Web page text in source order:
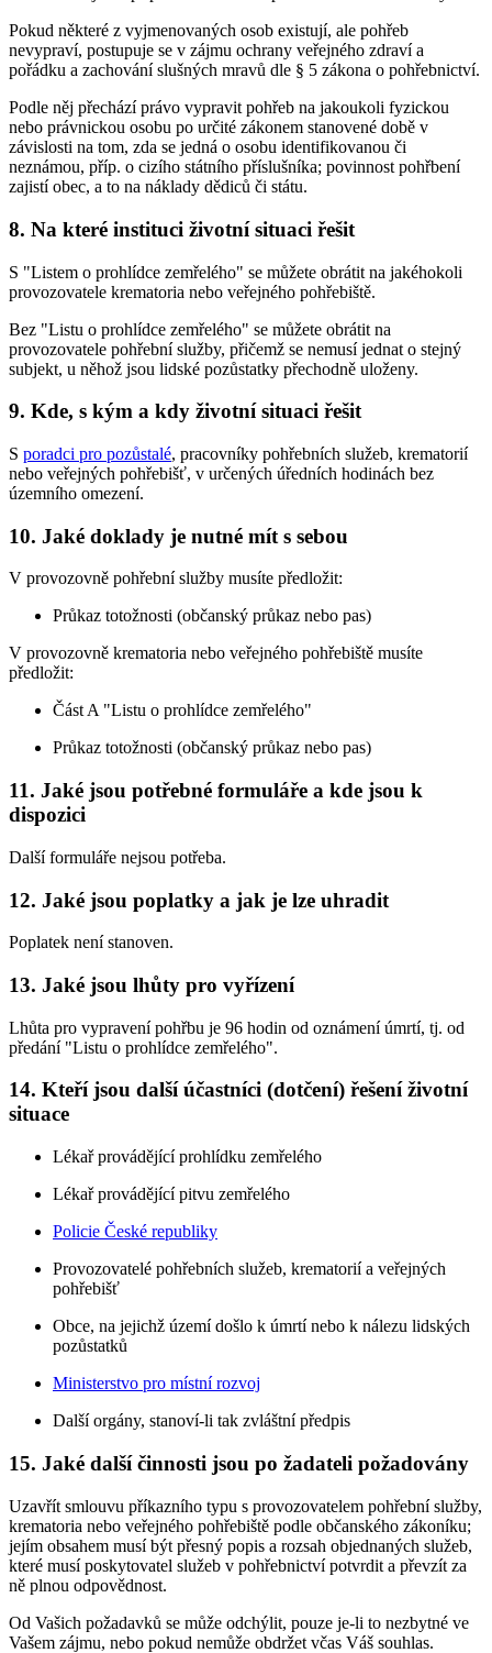
Pokud některé z vyjmenovaných osob existují, ale pohřeb
nevypraví, postupuje se v zájmu ochrany veřejného zdraví a
pořádku a zachování slušných mravů dle § 5 zákona o pohřebnictví.
Podle něj přechází právo vypravit pohřeb na jakoukoli fyzickou
nebo právnickou osobu po určité zákonem stanovené době v
závislosti na tom, zda se jedná o osobu identifikovanou či
neznámou, příp. o cizího státního příslušníka; povinnost pohřbení
zajistí obec, a to na náklady dědiců či státu.
8. Na které instituci životní situaci řešit
S "Listem o prohlídce zemřelého" se můžete obrátit na jakéhokoli
provozovatele krematoria nebo veřejného pohřebiště.
Bez "Listu o prohlídce zemřelého" se můžete obrátit na
provozovatele pohřební služby, přičemž se nemusí jednat o stejný
subjekt, u něhož jsou lidské pozůstatky přechodně uloženy.
9. Kde, s kým a kdy životní situaci řešit
S poradci pro pozůstalé, pracovníky pohřebních služeb, krematorií
nebo veřejných pohřebišť, v určených úředních hodinách bez
územního omezení.
10. Jaké doklady je nutné mít s sebou
V provozovně pohřební služby musíte předložit:
Průkaz totožnosti (občanský průkaz nebo pas)
V provozovně krematoria nebo veřejného pohřebiště musíte
předložit:
Část A "Listu o prohlídce zemřelého"
Průkaz totožnosti (občanský průkaz nebo pas)
11. Jaké jsou potřebné formuláře a kde jsou k
dispozici
Další formuláře nejsou potřeba.
12. Jaké jsou poplatky a jak je lze uhradit
Poplatek není stanoven.
13. Jaké jsou lhůty pro vyřízení
Lhůta pro vypravení pohřbu je 96 hodin od oznámení úmrtí, tj. od
předání "Listu o prohlídce zemřelého".
14. Kteří jsou další účastníci (dotčení) řešení životní
situace
Lékař provádějící prohlídku zemřelého
Lékař provádějící pitvu zemřelého
Policie České republiky
Provozovatelé pohřebních služeb, krematorií a veřejných
pohřebišť
Obce, na jejichž území došlo k úmrtí nebo k nálezu lidských
pozůstatků
Ministerstvo pro místní rozvoj
Další orgány, stanoví-li tak zvláštní předpis
15. Jaké další činnosti jsou po žadateli požadovány
Uzavřít smlouvu příkazního typu s provozovatelem pohřební služby,
krematoria nebo veřejného pohřebiště podle občanského zákoníku;
jejím obsahem musí být přesný popis a rozsah objednaných služeb,
které musí poskytovatel služeb v pohřebnictví potvrdit a převzít za
ně plnou odpovědnost.
Od Vašich požadavků se může odchýlit, pouze je-li to nezbytné ve
Vašem zájmu, nebo pokud nemůže obdržet včas Váš souhlas.